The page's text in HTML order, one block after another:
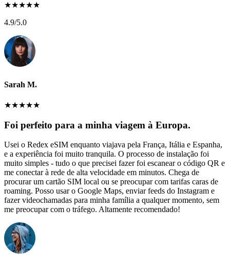
★★★★★
4.9/5.0
Sarah M.
★★★★★
Foi perfeito para a minha viagem à Europa.
Usei o Redex eSIM enquanto viajava pela França, Itália e Espanha,
e a experiência foi muito tranquila. O processo de instalação foi
muito simples - tudo o que precisei fazer foi escanear o código QR e
me conectar à rede de alta velocidade em minutos. Chega de
procurar um cartão SIM local ou se preocupar com tarifas caras de
roaming. Posso usar o Google Maps, enviar feeds do Instagram e
fazer videochamadas para minha família a qualquer momento, sem
me preocupar com o tráfego. Altamente recomendado!